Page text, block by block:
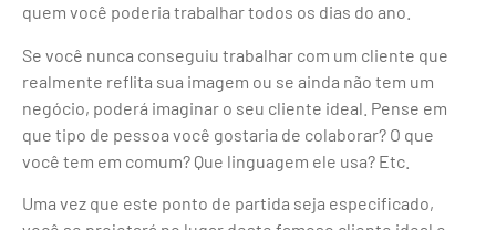
quem você poderia trabalhar todos os dias do ano.
Se você nunca conseguiu trabalhar com um cliente que
realmente reflita sua imagem ou se ainda não tem um
negócio, poderá imaginar o seu cliente ideal. Pense em
que tipo de pessoa você gostaria de colaborar? O que
você tem em comum? Que linguagem ele usa? Etc.
Uma vez que este ponto de partida seja especificado,